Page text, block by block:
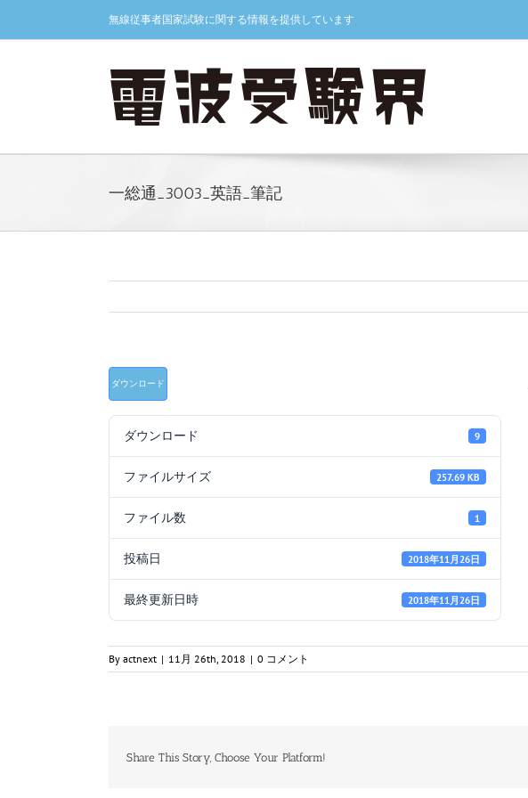
content
無線従事者国家試験に関する情報を提供しています
一総通_3003_英語_筆記
ダウンロード
ダウンロード 9
ファイルサイズ 257.69 KB
ファイル数 1
投稿日 2018年11月26日
最終更新日時 2018年11月26日
By actnext | 11月 26th, 2018 | 0 コメント
Share This Story, Choose Your Platform!